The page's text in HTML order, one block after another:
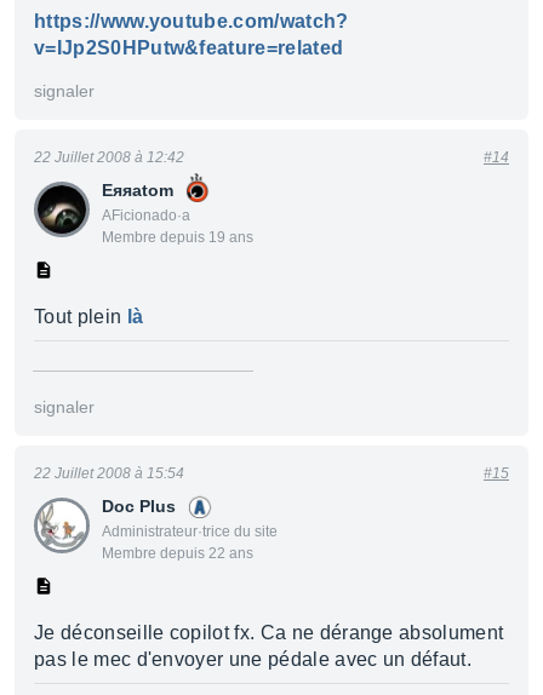
https://www.youtube.com/watch?
v=IJp2S0HPutw&feature=related
signaler
Eяяаtom
AFicionado·a
Membre depuis 19 ans
22 Juillet 2008 à 12:42 #14
Tout plein là
signaler
Doc Plus
Administrateur·trice du site
Membre depuis 22 ans
22 Juillet 2008 à 15:54 #15
Je déconseille copilot fx. Ca ne dérange absolument
pas le mec d'envoyer une pédale avec un défaut.